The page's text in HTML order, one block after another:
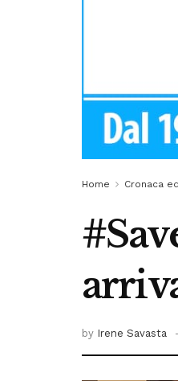
Home Cronaca
by Irene Savasta